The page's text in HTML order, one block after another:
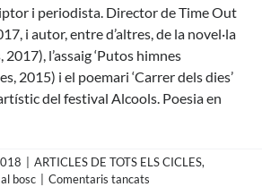
i periodista. Director de Time Out
i autor, entre d’altres, de la novel·la
l’assaig ‘Putos himnes
2015) i el poemari ‘Carrer dels dies’
del festival Alcools. Poesia en
ARTICLES DE TOTS ELS CICLES,
bosc
Comentaris tancats